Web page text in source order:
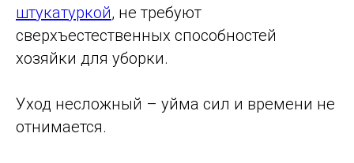
штукатуркой, не требуют
сверхъестественных способностей
хозяйки для уборки.
Уход несложный – уйма сил и времени не
отнимается.